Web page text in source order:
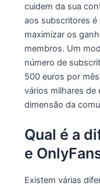
cuidem da sua
aos subscritores é
maximizar os
membros. Um
número de
500 euros por
vários milhares de
dimensão da
Qual é a
e
Existem várias